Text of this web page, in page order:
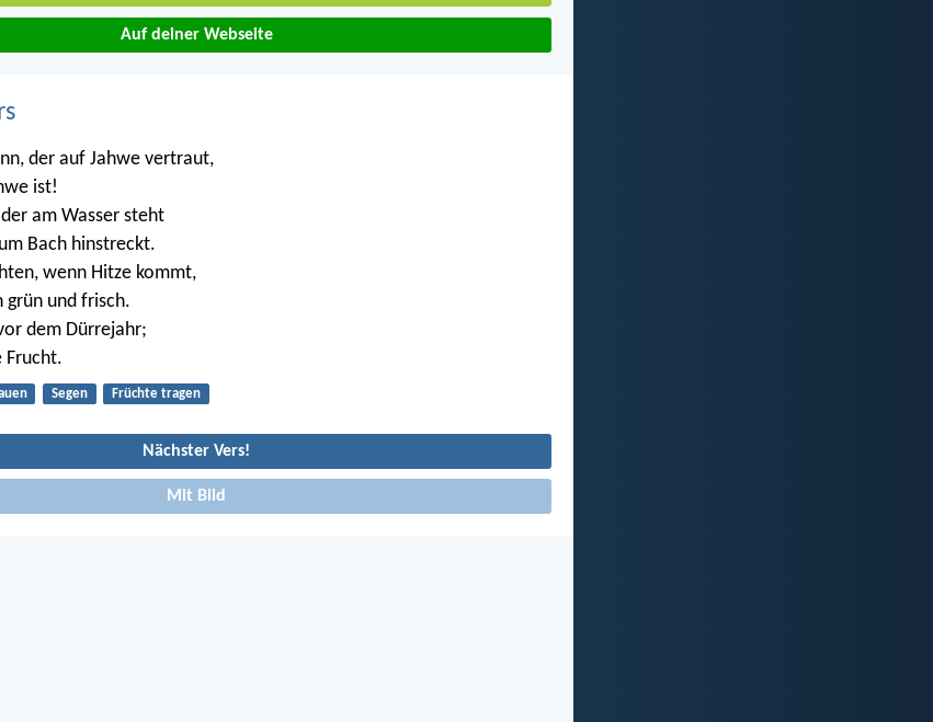
Auf deiner Webseite
der auf Jahwe vertraut,
ist!
am Wasser steht
Bach hinstreckt.
wenn Hitze kommt,
grün und frisch.
dem Dürrejahr;
Frucht.
Segen Früchte tragen
Nächster Vers!
Mit Bild